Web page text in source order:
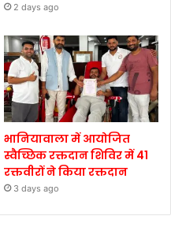
2 days ago
भानियावाला में आयोजित
स्वैच्छिक रक्तदान शिविर में 41
रक्तवीरों ने किया रक्तदान
3 days ago